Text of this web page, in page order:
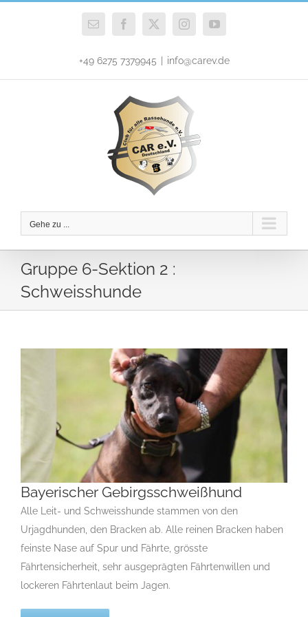
E-
Facebook
X InstagramYouTube
+49 6275 7379945 info@carev.de
Gehe zu ...
Gruppe 6-Sektion 2 :
Schweisshunde
Bayerischer Gebirgsschweißhund
B Gruppe 6 Gruppe 6-Sektion 2 Rassehunde Standard
Rassehunde von A bis Z
Bayerischer Gebirgsschweißhund
Alle Leit- und Schweisshunde stammen von den
Urjagdhunden, den Bracken ab. Alle reinen Bracken haben
feinste Nase auf Spur und Fährte, grösste
Fährtensicherheit, sehr ausgeprägten Fährtenwillen und
lockeren Fährtenlaut beim Jagen.